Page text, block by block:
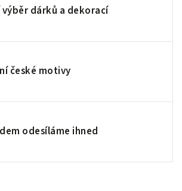
výběr dárků a dekorací
české motivy
odesíláme ihned